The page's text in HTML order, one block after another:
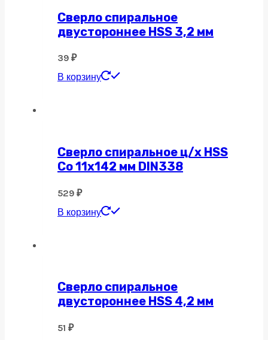
Сверло спиральное
двустороннее HSS 3,2 мм
39 ₽
В корзину
Сверло спиральное ц/х HSS
Co 11х142 мм DIN338
529 ₽
В корзину
Сверло спиральное
двустороннее HSS 4,2 мм
51 ₽